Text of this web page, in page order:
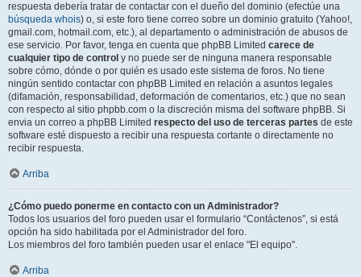
respuesta debería tratar de contactar con el dueño del dominio (efectúe una
búsqueda whois) o, si este foro tiene correo sobre un dominio gratuito (Yahoo!,
gmail.com, hotmail.com, etc.), al departamento o administración de abusos de
ese servicio. Por favor, tenga en cuenta que phpBB Limited carece de
cualquier tipo de control y no puede ser de ninguna manera responsable
sobre cómo, dónde o por quién es usado este sistema de foros. No tiene
ningún sentido contactar con phpBB Limited en relación a asuntos legales
(difamación, responsabilidad, deformación de comentarios, etc.) que no sean
con respecto al sitio phpbb.com o la discreción misma del software phpBB. Si
envia un correo a phpBB Limited respecto del uso de terceras partes de este
software esté dispuesto a recibir una respuesta cortante o directamente no
recibir respuesta.
Arriba
¿Cómo puedo ponerme en contacto con un Administrador?
Todos los usuarios del foro pueden usar el formulario “Contáctenos”, si está
opción ha sido habilitada por el Administrador del foro.
Los miembros del foro también pueden usar el enlace "El equipo".
Arriba